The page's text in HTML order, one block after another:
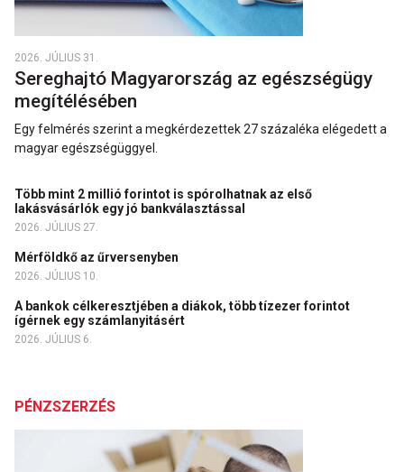
2026. JÚLIUS 31.
Sereghajtó Magyarország az egészségügy
megítélésében
Egy felmérés szerint a megkérdezettek 27 százaléka elégedett a
magyar egészségüggyel.
Több mint 2 millió forintot is spórolhatnak az első
lakásvásárlók egy jó bankválasztással
2026. JÚLIUS 27.
Mérföldkő az űrversenyben
2026. JÚLIUS 10.
A bankok célkeresztjében a diákok, több tízezer forintot
ígérnek egy számlanyitásért
2026. JÚLIUS 6.
PÉNZSZERZÉS